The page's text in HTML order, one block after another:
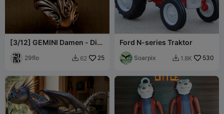
[3/12] GEMINI Damen - Die
Serie29flo  62 25
Ford N-series Traktor
Soarpix  1.8K 530